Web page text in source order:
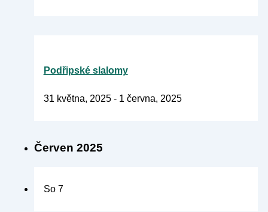
Podřipské slalomy
31 května, 2025- 1 června, 2025
Červen 2025
So 7